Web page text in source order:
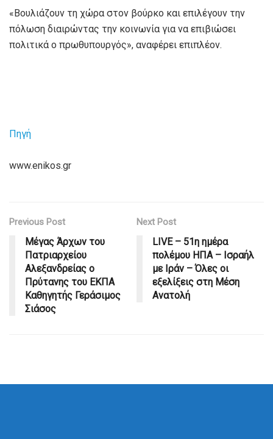
«Βουλιάζουν τη χώρα στον βούρκο και επιλέγουν την
πόλωση διαιρώντας την κοινωνία για να επιβιώσει
πολιτικά ο πρωθυπουργός», αναφέρει επιπλέον.
Πηγή
www.enikos.gr
Previous Post
Μέγας Άρχων του
Πατριαρχείου
Αλεξανδρείας ο
Πρύτανης του ΕΚΠΑ
Καθηγητής Γεράσιμος
Σιάσος
Next Post
LIVE – 51η ημέρα
πολέμου ΗΠΑ – Ισραήλ
με Ιράν – Όλες οι
εξελίξεις στη Μέση
Ανατολή